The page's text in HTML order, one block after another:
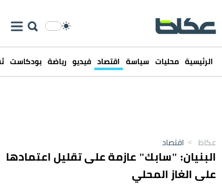
الرئيسية محليات سياسة اقتصاد فيديو رياضة بودكاست
عكاظ > اقتصاد
البنيان: "سابك" عازمة على تقليل اعتمادها
على الغاز المحلي